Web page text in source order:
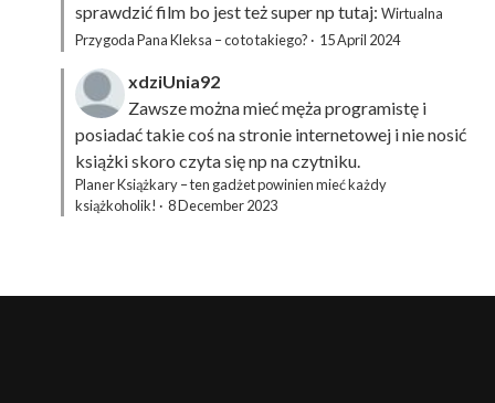
sprawdzić film bo jest też super np tutaj: Wirtualna
Przygoda Pana Kleksa – co to takiego? · 15 April 2024
xdziUnia92
Zawsze można mieć męża programistę i
posiadać takie coś na stronie internetowej i nie nosić
książki skoro czyta się np na czytniku.
Planer Książkary – ten gadżet powinien mieć każdy
książkoholik! · 8 December 2023